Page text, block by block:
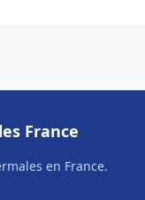
France
en France.